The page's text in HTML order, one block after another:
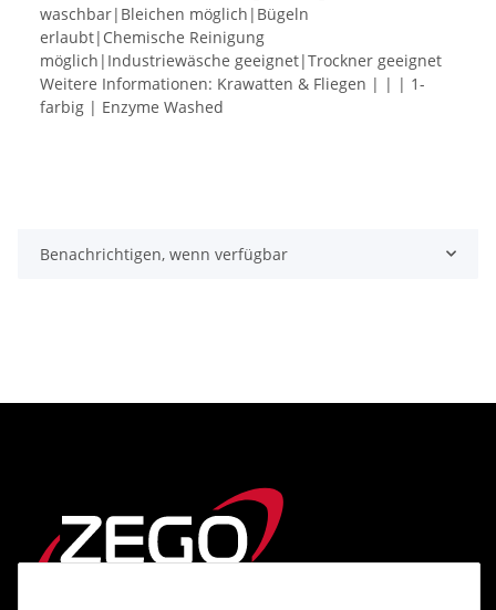
waschbar|Bleichen möglich|Bügeln
erlaubt|Chemische Reinigung
möglich|Industriewäsche geeignet|Trockner geeignet
Weitere Informationen: Krawatten & Fliegen | | | 1-
farbig | Enzyme Washed
Benachrichtigen, wenn verfügbar